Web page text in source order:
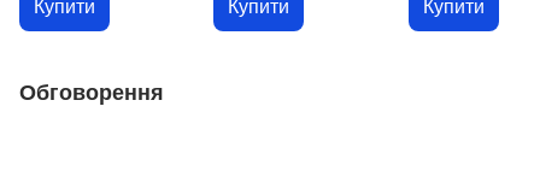
Купити Купити Купити
Обговорення